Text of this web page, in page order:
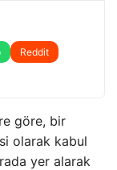
Reddit
göre, bir
olarak kabul
yer alarak